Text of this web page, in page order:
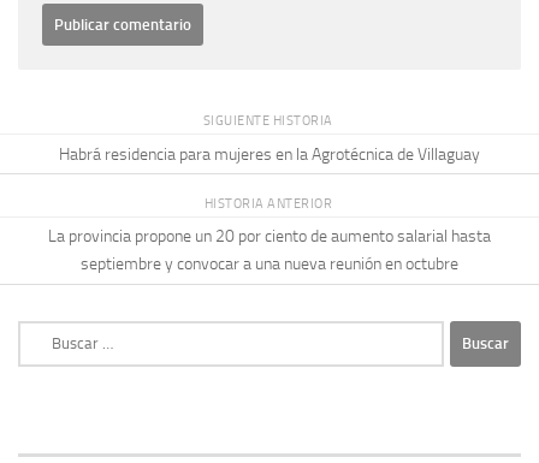
SIGUIENTE HISTORIA
Habrá residencia para mujeres en la Agrotécnica de Villaguay
HISTORIA ANTERIOR
La provincia propone un 20 por ciento de aumento salarial hasta
septiembre y convocar a una nueva reunión en octubre